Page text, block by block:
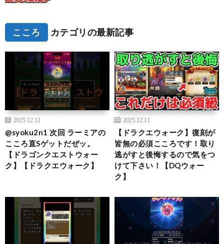
こころ カテゴリの最新記事
2025.12.11
@syoku2n1 次回 ラーミアの
こころ直Sゲットだぜッ。
【ドラゴンクエストウォー
ク】【ドラクエウォーク】
2025.12.11
【ドラクエウォーク】復刻が
皆無の必須こころです！取り
逃がすと後悔するので気をつ
けて下さい！【DQウォー
ク】